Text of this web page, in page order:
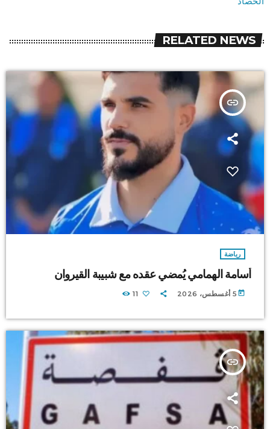
RELATED NEWS
insert_link
رياضة
أسامة الهمامي يُمضي عقده مع شبيبة القيروان
today 5 أغسطس، 2026 11
insert_link